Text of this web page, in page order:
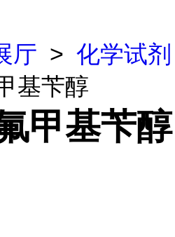
厅 > 化学试剂
基苄醇
甲基苄醇